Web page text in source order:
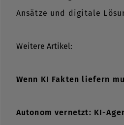
Ansätze und digitale
Weitere Artikel:
Wenn KI Fakten liefern
Autonom vernetzt: KI-